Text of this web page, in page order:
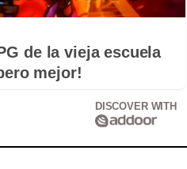
de la vieja escuela
mejor!
DISCOVER WITH